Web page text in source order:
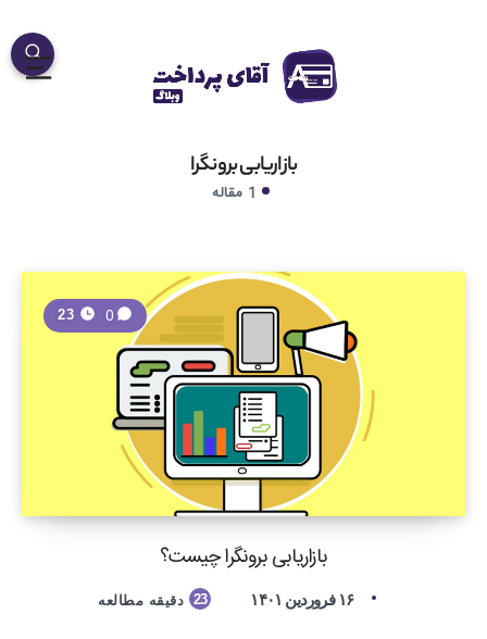
بازاریابی برونگرا
بازاریابی برونگرا چیست؟
0
۱۶ فروردین ۱۴۰۱ 23 دقیقه مطالعه